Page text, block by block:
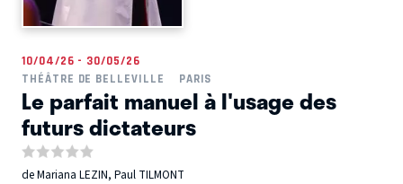
10/04/26 - 30/05/26
THÉÂTRE DE BELLEVILLE
PARIS
Le parfait manuel à l'usage des
futurs dictateurs
de Mariana LEZIN, Paul TILMONT